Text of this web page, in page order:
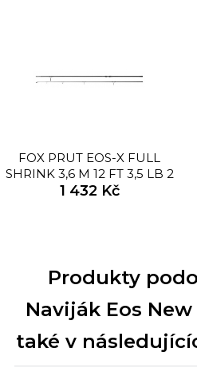
FOX PRUT EOS-X FULL
SHRINK 3,6 M 12 FT 3,5 LB 2
DÍL
1 432 Kč
Produkty
Naviják Eos
také v